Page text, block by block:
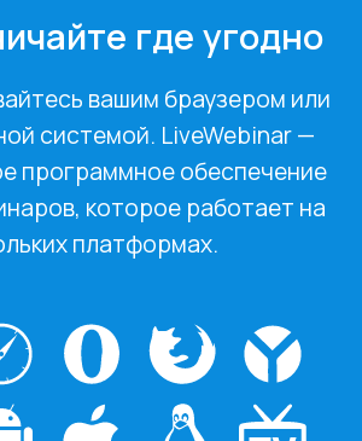
где угодно
вашим браузером или
системой. LiveWebinar —
программное обеспечение
которое работает на
платформах.